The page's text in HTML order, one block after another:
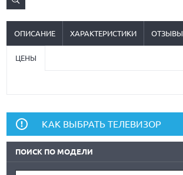
ОПИСАНИЕ ХАРАКТЕРИСТИКИ ОТЗЫВЫ
ЦЕНЫ
КАК ВЫБРАТЬ ТЕЛЕВИЗОР
ПОИСК ПО МОДЕЛИ